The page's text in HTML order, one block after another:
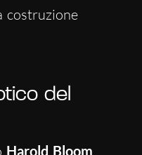
costruzione
del
Harold Bloom